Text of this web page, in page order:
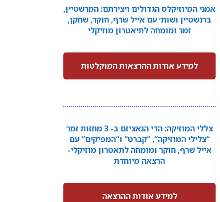
אמני המיוזיקלס הגדולים ויצירתם: המרשטיין,
ברנשטיין ושות׳ עם אייל שרף, חוקר, שחקן,
זמר ומומחה לתיאטרון מוזיקלי
למידע אודות ההרצאות המוקלטות
צללי המוזיקה: הדי הנאציזם ב- 3 מחזות זמר
“צלילי המוזיקה“, “קברט“ ו“המפיקים“ עם
אייל שרף, חוקר ומומחה לתאטרון מוזיקלי-
הרצאה מיוחדת
למידע אודות ההרצאה